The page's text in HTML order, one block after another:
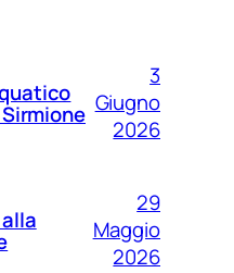
3
Giugno
2026
29
Maggio
2026